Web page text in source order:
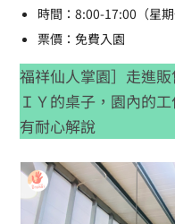
時間：8:00-17:00（星期
票價：免費入園
福祥仙人掌園］走進
ＩＹ的桌子，園內的
有耐心解說